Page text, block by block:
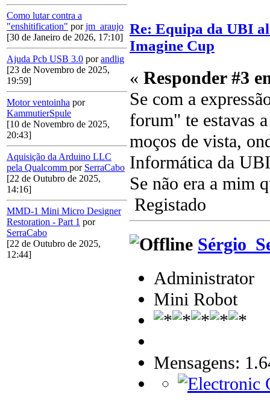
Como lutar contra a
"enshitification" porjm_araujo
[30 de Janeiro de 2026, 17:10]
Ajuda Pcb USB 3.0 porandlig
[23 de Novembro de 2025,
19:59]
Motor ventoinha por
KammutierSpule
[10 de Novembro de 2025,
20:43]
Aquisição da Arduino LLC
pela Qualcomm por SerraCabo
[22 de Outubro de 2025,
14:16]
MMD-1 Mini Micro Designer
Restoration - Part 1 por
SerraCabo
[22 de Outubro de 2025,
12:44]
Re: Equipa da UBI
Imagine Cup
« Responder #3
Se com a
forum" te estavas
moços de vista,
Informática da
Se não era a mim
Registado
Administrator
Mini Robot
Mensagens: